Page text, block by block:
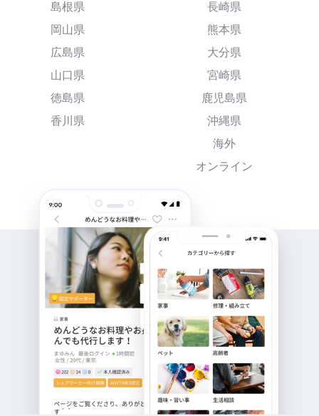
島根県
岡山県
広島県
山口県
徳島県
香川県
長崎県
熊本県
大分県
宮崎県
鹿児島県
沖縄県
海外
オンライン